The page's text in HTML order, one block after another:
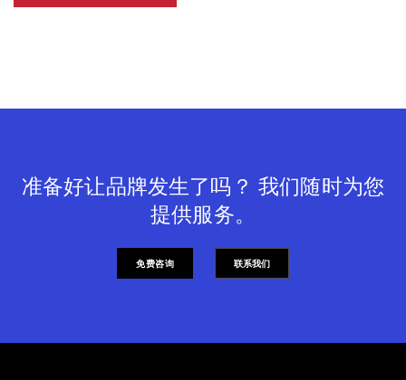
准备好让品牌发生了吗？ 我们随时为您
提供服务。
免费咨询 联系我们